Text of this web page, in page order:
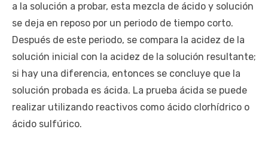
a la solución a probar, esta mezcla de ácido y solución
se deja en reposo por un periodo de tiempo corto.
Después de este periodo, se compara la acidez de la
solución inicial con la acidez de la solución resultante;
si hay una diferencia, entonces se concluye que la
solución probada es ácida. La prueba ácida se puede
realizar utilizando reactivos como ácido clorhídrico o
ácido sulfúrico.